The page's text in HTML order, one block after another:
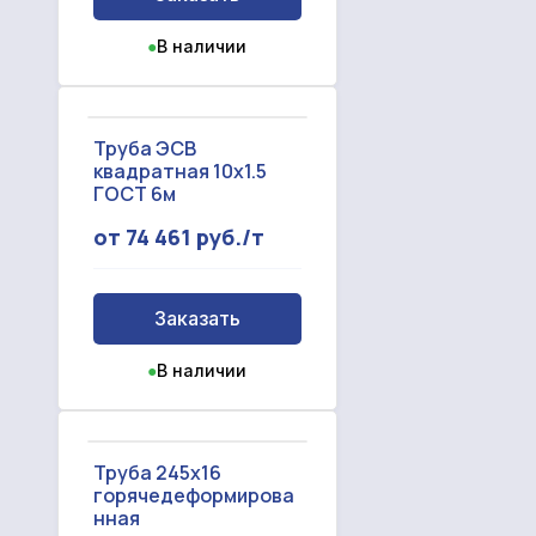
●В наличии
Труба ЭСВ
квадратная 10х1.5
ГОСТ 6м
от 74 461 руб./т
Заказать
●В наличии
Труба 245x16
горячедеформирова
нная